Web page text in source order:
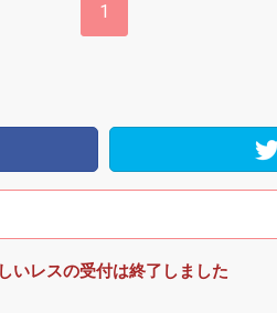
1
いレスの受付は終了しました